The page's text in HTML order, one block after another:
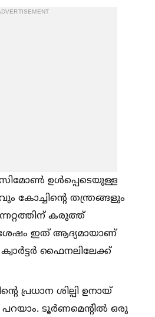
ഉള്‍പ്പെടെയുള്ള
കോച്ചിന്റെ തന്ത്രങ്ങളും
കരുത്ത്
ഇത് ആദ്യമായാണ്
ഫൈനലിലേക്ക്
പ്രധാന ശില്പി ഉനായ്
ടൂർണമെന്റില്‍ ഒരു